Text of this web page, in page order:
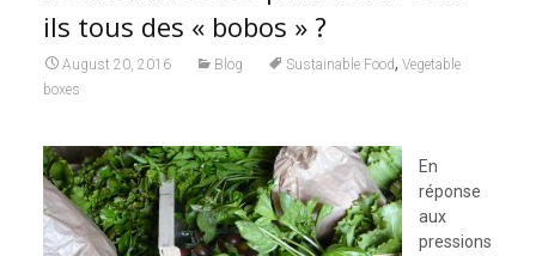
ils tous des « bobos » ?
August 20, 2016 Blog Sustainable Food, Vegetable
boxes
En
réponse
aux
pressions